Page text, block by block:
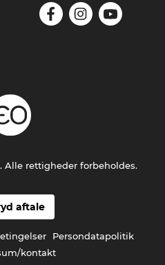
aftale
Persondatapolitik
kontakt
Alle rettigheder forbeholdes.